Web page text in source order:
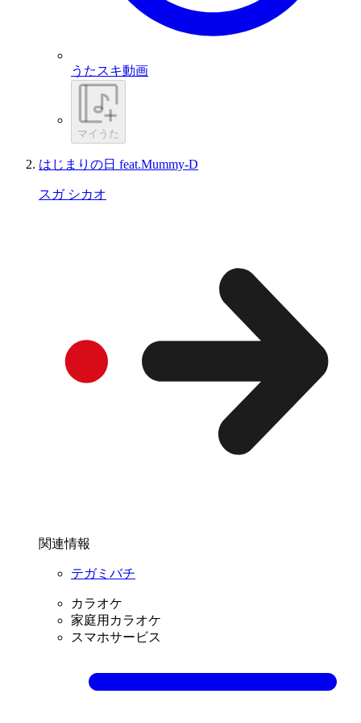
うたスキ動画
マイうた
はじまりの日 feat.Mummy-D
スガ シカオ
関連情報
テガミバチ
カラオケ
家庭用カラオケ
スマホサービス